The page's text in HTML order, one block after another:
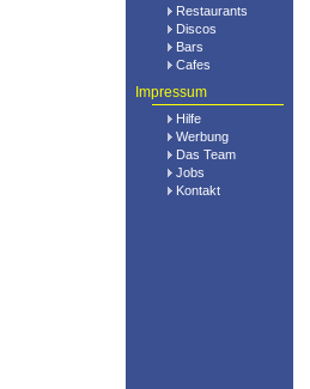
Restaurants
Discos
Bars
Cafes
Impressum
Hilfe
Werbung
Das Team
Jobs
Kontakt